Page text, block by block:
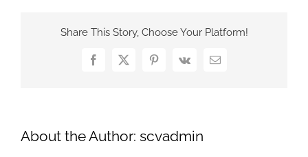
Share This Story, Choose Your Platform!
Facebook
X Pinterest
Vk Email
About the Author: scvadmin